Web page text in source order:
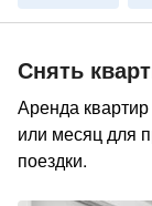
Снять
Аренда
или месяц для
поездки.